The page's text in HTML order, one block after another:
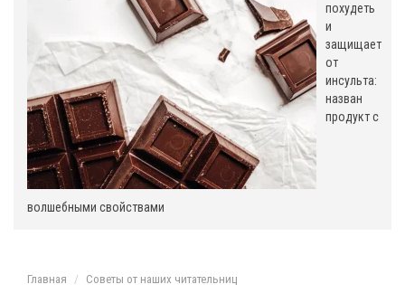
похудеть
и
защищает
от
инсульта:
назван
продукт с
волшебными свойствами
Главная Советы от наших читательниц